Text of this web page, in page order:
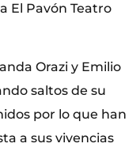
El Pavón Teatro
Orazi y Emilio
saltos de su
por lo que han
a sus vivencias